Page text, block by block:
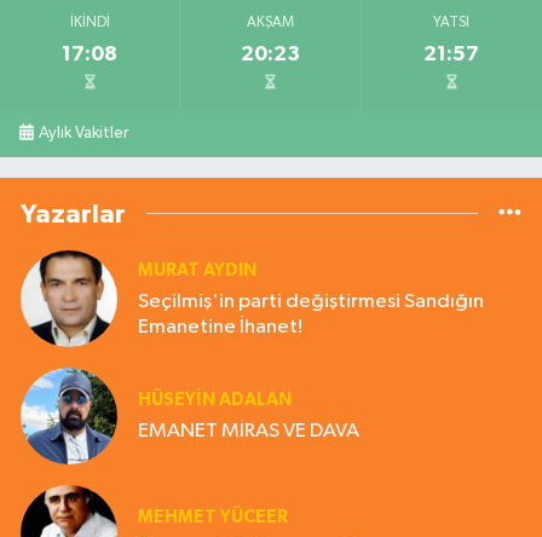
İKINDI
17:08
AKŞAM
20:23
YATSI
21:57
Aylık Vakitler
Yazarlar
MURAT AYDIN
Seçilmiş'in parti değiştirmesi Sandığın
Emanetine İhanet!
HÜSEYIN ADALAN
EMANET MİRAS VE DAVA
MEHMET YÜCEER